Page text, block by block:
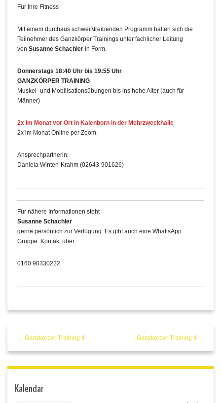
Für Ihre Fitness
Mit einem durchaus schweißtreibenden Programm halten sich die
Teilnehmer des Ganzkörper Trainings unter fachlicher Leitung
von Susanne Schachler in Form.
Donnerstags 18:40 Uhr bis 19:55 Uhr
GANZKÖRPER TRAINING
Muskel- und Mobilisationsübungen bis ins hohe Alter (auch für
Männer)
2x im Monat vor Ort in Kalenborn in der Mehrzweckhalle
2x im Monat Online per Zoom.
Ansprechpartnerin:
Daniela Winten-Krahm (02643-901626)
Für nähere Informationen steht
Susanne Schachler
gerne persönlich zur Verfügung. Es gibt auch eine WhattsApp
Gruppe. Kontakt über:
0160 90330222
← Ganzkörper Training II Ganzkörper Training II →
Kalendar